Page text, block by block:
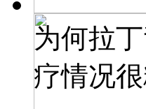
为何拉
疗情况